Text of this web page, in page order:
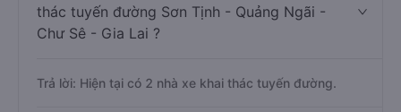
thác tuyến đường Sơn Tịnh - Quảng Ngãi -
Chư Sê - Gia Lai ?
Trả lời: Hiện tại có 2 nhà xe khai thác tuyến đường.